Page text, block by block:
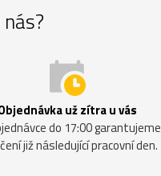
už zítra u vás
do 17:00 garantujeme
již následující pracovní den.